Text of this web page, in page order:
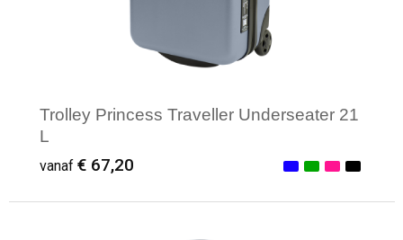
Trolley Princess Traveller Underseater 21
L
vanaf € 67,20